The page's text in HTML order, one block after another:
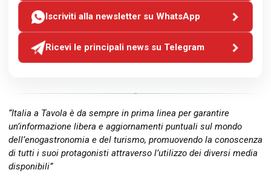
Iscriviti alla newsletter su WhatsApp
Ricevi le principali news su Telegram
“Italia a Tavola è da sempre in prima linea per garantire
un’informazione libera e aggiornamenti puntuali sul mondo
dell’enogastronomia e del turismo, promuovendo la conoscenza
di tutti i suoi protagonisti attraverso l’utilizzo dei diversi media
disponibili”